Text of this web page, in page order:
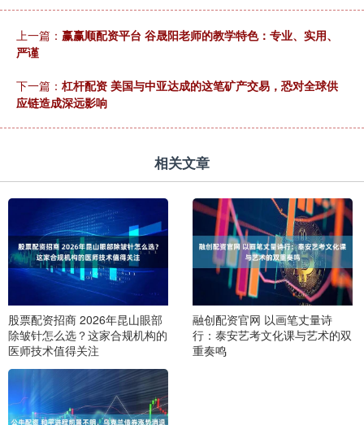
上一篇： 赢赢顺配资平台 谷晟阳老师的教学特色：专业、实用、
严谨
下一篇： 杠杆配资 美国与中亚达成的这笔矿产交易，恐对全球供
应链造成深远影响
相关文章
股票配资招商 2026年昆山眼部
除皱针怎么选？这家合规机构的
医师技术值得关注
融创配资官网 以画笔丈量诗
行：泰安艺考文化课与艺术的双
重奏鸣